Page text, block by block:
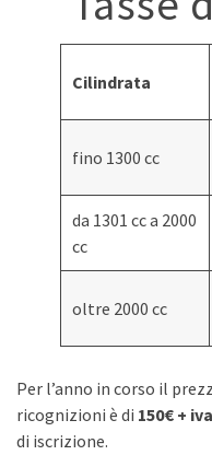
Cilindrata
fino 1300 cc
da 1301 cc a 2000
cc
oltre 2000 cc
Per l’anno in corso il
ricognizioni è di 150€ + iva
di iscrizione.